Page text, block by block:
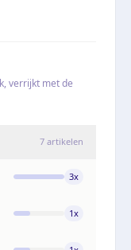
verrijkt met de
7 artikelen
3x
1x